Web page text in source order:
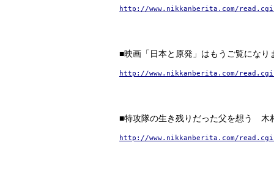
http://www.nikkanberita.com/
■映画「日本と原発」はもうご覧にな
http://www.nikkanberita.com/
■特攻隊の生き残りだった父を想う 木
http://www.nikkanberita.com/